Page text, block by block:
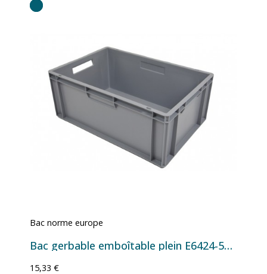
Bac norme europe
Bac gerbable emboîtable plein E6424-5120 - 597x367x240 mm - 47 L Gris
15,33 €